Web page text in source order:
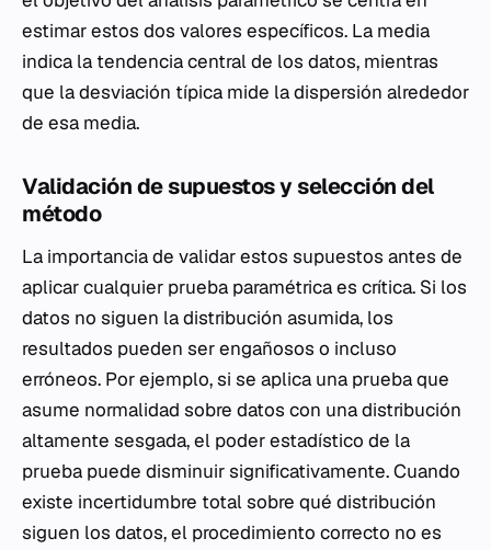
estimar estos dos valores específicos. La media
indica la tendencia central de los datos, mientras
que la desviación típica mide la dispersión alrededor
de esa media.
Validación de supuestos y selección del
método
La importancia de validar estos supuestos antes de
aplicar cualquier prueba paramétrica es crítica. Si los
datos no siguen la distribución asumida, los
resultados pueden ser engañosos o incluso
erróneos. Por ejemplo, si se aplica una prueba que
asume normalidad sobre datos con una distribución
altamente sesgada, el poder estadístico de la
prueba puede disminuir significativamente. Cuando
existe incertidumbre total sobre qué distribución
siguen los datos, el procedimiento correcto no es